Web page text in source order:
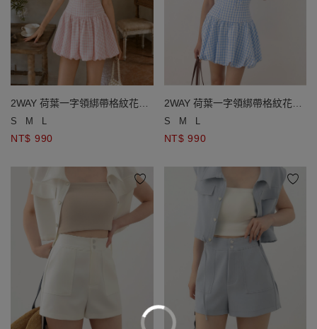
2WAY 荷葉一字領綁帶格紋花苞
短洋裝(附胸墊)
S M L
NT$ 990
2WAY 荷葉一字領綁帶格紋花苞
短洋裝(附胸墊)
S M L
NT$ 990